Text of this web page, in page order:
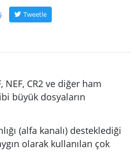
Tweetle
NEF, CR2 ve diğer ham
büyük dosyaların
(alfa kanalı) desteklediği
olarak kullanılan çok